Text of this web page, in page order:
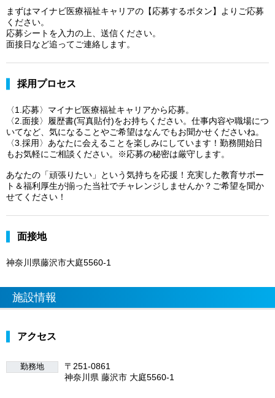
まずはマイナビ医療福祉キャリアの【応募するボタン】よりご応募
ください。
応募シートを入力の上、送信ください。
面接日など追ってご連絡します。
採用プロセス
〈1.応募〉マイナビ医療福祉キャリアから応募。
〈2.面接〉履歴書(写真貼付)をお持ちください。仕事内容や職場につ
いてなど、気になることやご希望はなんでもお聞かせくださいね。
〈3.採用〉あなたに会えることを楽しみにしています！勤務開始日
もお気軽にご相談ください。※応募の秘密は厳守します。
あなたの「頑張りたい」という気持ちを応援！充実した教育サポー
ト＆福利厚生が揃った当社でチャレンジしませんか？ご希望を聞か
せてください！
面接地
神奈川県藤沢市大庭5560-1
施設情報
アクセス
勤務地
〒251-0861
神奈川県 藤沢市 大庭5560-1